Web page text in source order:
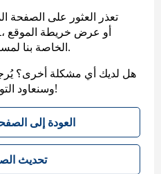
تعذر العثور على الصفحة
الخاصة بنا لمساعدتك في العثور على ما تريد.
هل لديك أي مشكلة أخرى؟
وسنعاود التواصل معك. شكرًا على صبرك!
العودة إلى
تحديث الصفحة